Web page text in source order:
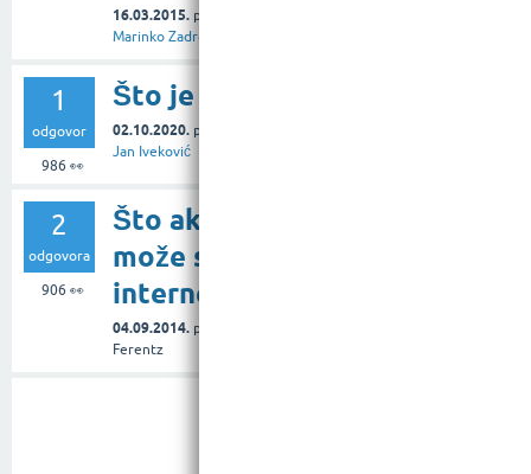
16.03.2015. pitanje
Marinko Zadro
1
odgovor
986 👀
Što je to WEP?
02.10.2020. pitanje
Jan Iveković
2
odgovora
906 👀
Što ako se Skype ne
može spojiti na
internet?
04.09.2014. pitanje
Ferentz